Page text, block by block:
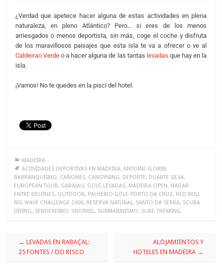
¿Verdad que apetece hacer alguna de estas actividades en plena
naturaleza, en pleno Atlántico? Pero… si eres de los menos
arriesgados o menos deportista, sin más, coge el coche y disfruta
de los maravillosos paisajes que esta isla te va a ofrecer o ve al
Caldeirao Verdeo a hacer alguna de las tantas levadas que hay en la
isla.
¡Vamos! No te quedes en la pisci del hotel.
MADEIRA
ACTIVIDADES DEPORTIVAS EN MADEIRA,ANTOINE FLORIN,
BARRANQUISMO, CAÑONES, CANOYNING, DEPORTE, DUARTE SILVA,
EUROPEAN TOUR, GARAJAU, GOLF, LEVADAS, MADEIRA OPEN, NADAR
ENTRE DELFINES, OUTDOOR, PALHEIRO GOLF, PORTO DA CRUZ, RED BULL
BIG WAVE CHALLENGE 2000, RESERVA NATURAL, SANTO DA SERRA, SCUBA
DIVING, SENDERISMO, SNORKEL, SUBMARINISMO, SURF,TREKKING
← LEVADAS EN RABAÇAL:
25 FONTES / DO RISCO
ALOJAMIENTOS Y
HOTELES EN MADEIRA →